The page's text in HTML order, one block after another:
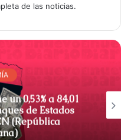
de las noticias.
un 0,53% a 84,01
de Estados
(República